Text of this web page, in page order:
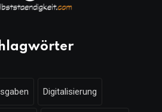
Digitalisierung